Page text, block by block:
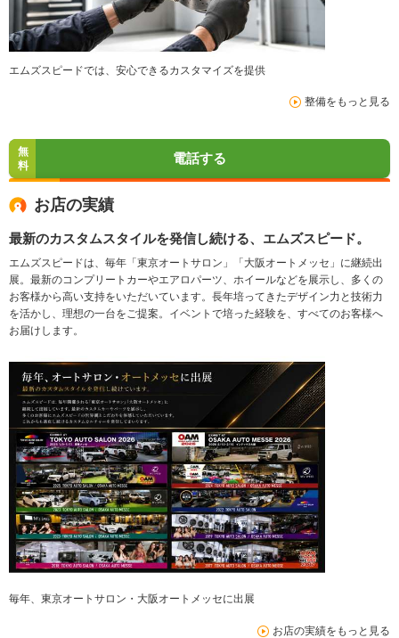
エムズスピードでは、安心できるカスタマイズを提供
整備をもっと見る
無
料
電話する
お店の実績
最新のカスタムスタイルを発信し続ける、エムズスピード。
エムズスピードは、毎年「東京オートサロン」「大阪オートメッセ」に継続出
展。最新のコンプリートカーやエアロパーツ、ホイールなどを展示し、多くの
お客様から高い支持をいただいています。長年培ってきたデザイン力と技術力
を活かし、理想の一台をご提案。イベントで培った経験を、すべてのお客様へ
お届けします。
毎年、東京オートサロン・大阪オートメッセに出展
お店の実績をもっと見る